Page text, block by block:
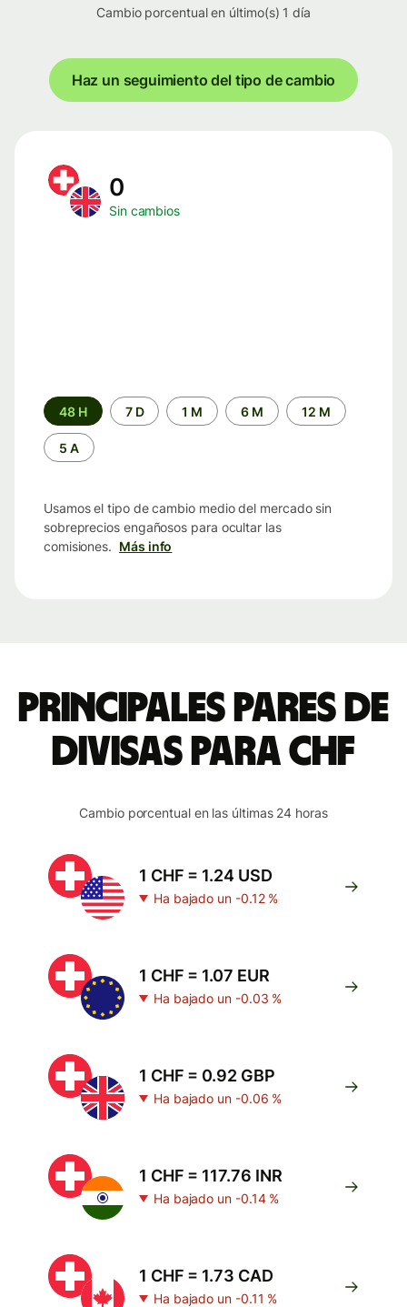
Cambio porcentual en último(s) 1 día
Haz un seguimiento del tipo de cambio
0
Sin cambios
Periodo
de
tiempo
48 H 7 D 1 M 6 M 12 M
5 A
Usamos el tipo de cambio medio del mercado sin
sobreprecios engañosos para ocultar las
comisiones. Más info
Principales pares de
divisas para CHF
Cambio porcentual en las últimas 24 horas
1 CHF = 1.24 USD
Ha bajado un -0.12 %
1 CHF = 1.07 EUR
Ha bajado un -0.03 %
1 CHF = 0.92 GBP
Ha bajado un -0.06 %
1 CHF = 117.76 INR
Ha bajado un -0.14 %
1 CHF = 1.73 CAD
Ha bajado un -0.11 %